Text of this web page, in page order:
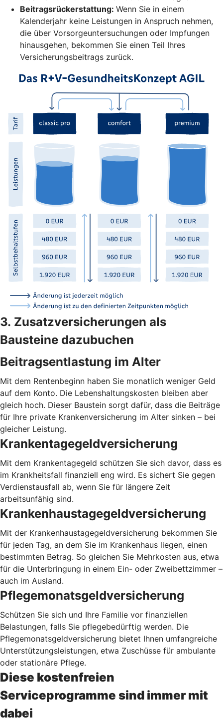
Beitragsrückerstattung: Wenn Sie in einem
Kalenderjahr keine Leistungen in Anspruch nehmen,
die über Vorsorgeuntersuchungen oder Impfungen
hinausgehen, bekommen Sie einen Teil Ihres
Versicherungsbeitrags zurück.
3. Zusatzversicherungen als
Bausteine dazubuchen
Beitragsentlastung im Alter
Mit dem Rentenbeginn haben Sie monatlich weniger Geld
auf dem Konto. Die Lebenshaltungskosten bleiben aber
gleich hoch. Dieser Baustein sorgt dafür, dass die Beiträge
für Ihre private Krankenversicherung im Alter sinken – bei
gleicher Leistung.
Krankentagegeldversicherung
Mit dem Krankentagegeld schützen Sie sich davor, dass es
im Krankheitsfall finanziell eng wird. Es sichert Sie gegen
Verdienstausfall ab, wenn Sie für längere Zeit
arbeitsunfähig sind.
Krankenhaustagegeldversicherung
Mit der Krankenhaustagegeldversicherung bekommen Sie
für jeden Tag, an dem Sie im Krankenhaus liegen, einen
bestimmten Betrag. So gleichen Sie Mehrkosten aus, etwa
für die Unterbringung in einem Ein- oder Zweibettzimmer –
auch im Ausland.
Pflegemonatsgeldversicherung
Schützen Sie sich und Ihre Familie vor finanziellen
Belastungen, falls Sie pflegebedürftig werden. Die
Pflegemonatsgeldversicherung bietet Ihnen umfangreiche
Unterstützungsleistungen, etwa Zuschüsse für ambulante
oder stationäre Pflege.
Diese kostenfreien
Serviceprogramme sind immer mit
dabei